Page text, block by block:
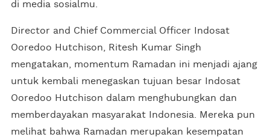
di media sosialmu.
Director and Chief Commercial Officer Indosat
Ooredoo Hutchison, Ritesh Kumar Singh
mengatakan, momentum Ramadan ini menjadi ajang
untuk kembali menegaskan tujuan besar Indosat
Ooredoo Hutchison dalam menghubungkan dan
memberdayakan masyarakat Indonesia. Mereka pun
melihat bahwa Ramadan merupakan kesempatan